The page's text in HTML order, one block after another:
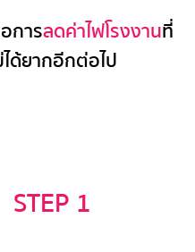
การลดค่าไฟโรงงานที่
ได้ยากอีกต่อไป
STEP 1